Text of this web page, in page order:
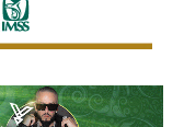
para
la competencia
y brindar un